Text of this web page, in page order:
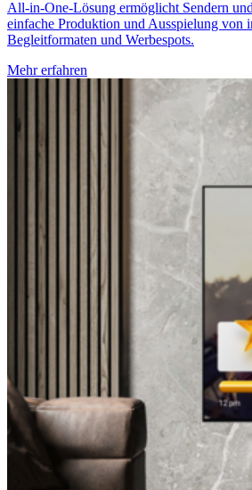
All-in-One-Lösung ermöglicht Sendern
einfache Produktion und Ausspielung von
Begleitformaten und Werbespots.
Mehr erfahren